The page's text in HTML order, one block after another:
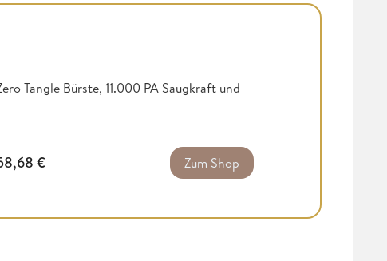
Tangle Bürste, 11.000 PA Saugkraft und
€ Zum Shop